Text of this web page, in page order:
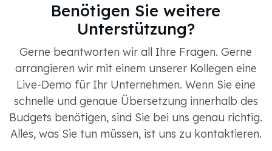
Benötigen Sie weitere
Unterstützung?
Gerne beantworten wir all Ihre Fragen. Gerne
arrangieren wir mit einem unserer Kollegen eine
Live-Demo für Ihr Unternehmen. Wenn Sie eine
schnelle und genaue Übersetzung innerhalb des
Budgets benötigen, sind Sie bei uns genau richtig.
Alles, was Sie tun müssen, ist uns zu kontaktieren.